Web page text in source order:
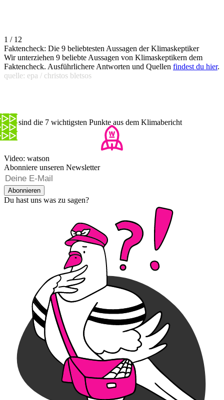
1 / 12
Faktencheck: Die 9 beliebtesten Aussagen der Klimaskeptiker
Wir unterziehen 9 beliebte Aussagen von Klimaskeptikern dem
Faktencheck. Ausführlichere Antworten und Quellen findest du hier.
quelle: epa / christos bletsos
Das sind die 7 wichtigsten Punkte aus dem Klimabericht
Video: watson
Abonniere unseren Newsletter
Abonnieren
Du hast uns was zu sagen?